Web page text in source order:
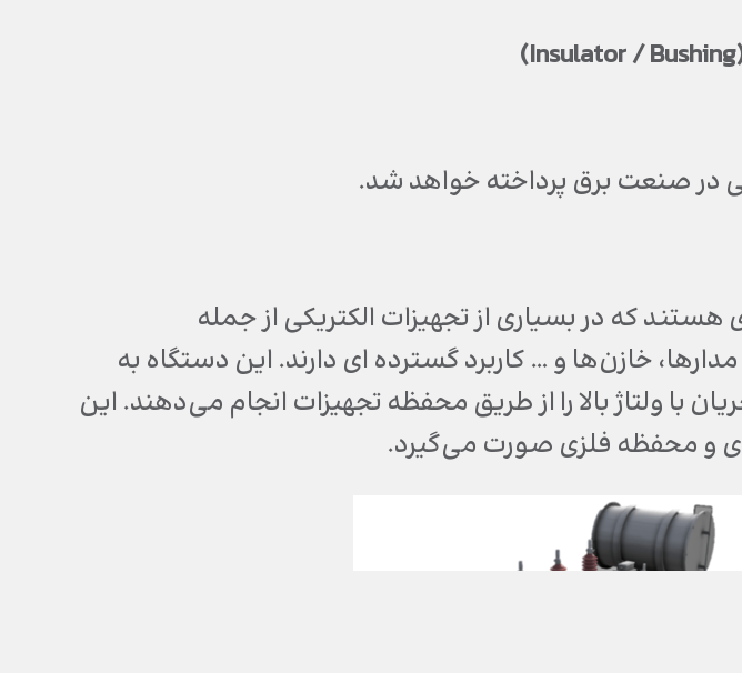
در صنعت برق پرداخته خواهد شد.
که در بسیاری از تجهیزات الکتریکی از جمله
خازن‌ها و … کاربرد گسترده ای دارند. این دستگاه به
با ولتاژ بالا را از طریق محفظه تجهیزات انجام می‌دهند. این
و محفظه فلزی صورت می‌گیرد.